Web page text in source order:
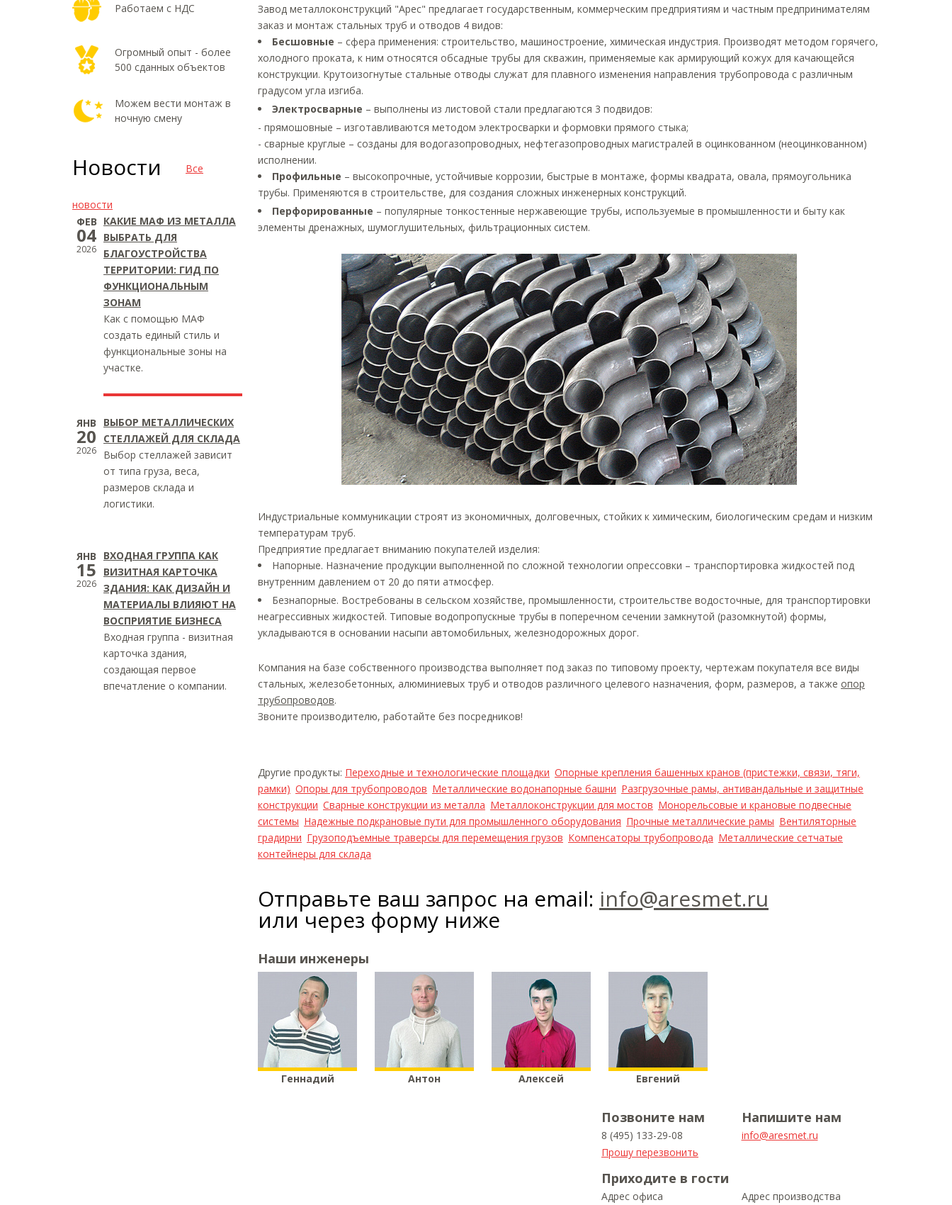
Завод металлоконструкций "Арес" предлагает государственным, коммерческим предприятиям и частным предпринимателям
заказ и монтаж стальных труб и отводов 4 видов:
Бесшовные – сфера применения: строительство, машиностроение, химическая индустрия. Производят методом горячего,
холодного проката, к ним относятся обсадные трубы для скважин, применяемые как армирующий кожух для качающейся
конструкции. Крутоизогнутые стальные отводы служат для плавного изменения направления трубопровода с различным
градусом угла изгиба.
Электросварные – выполнены из листовой стали предлагаются 3 подвидов:
- прямошовные – изготавливаются методом электросварки и формовки прямого стыка;
- сварные круглые – созданы для водогазопроводных, нефтегазопроводных магистралей в оцинкованном (неоцинкованном)
исполнении.
Профильные – высокопрочные, устойчивые коррозии, быстрые в монтаже, формы квадрата, овала, прямоугольника
трубы. Применяются в строительстве, для создания сложных инженерных конструкций.
Перфорированные – популярные тонкостенные нержавеющие трубы, используемые в промышленности и быту как
элементы дренажных, шумоглушительных, фильтрационных систем.
Индустриальные коммуникации строят из экономичных, долговечных, стойких к химическим, биологическим средам и низким
температурам труб.
Предприятие предлагает вниманию покупателей изделия:
Напорные. Назначение продукции выполненной по сложной технологии опрессовки – транспортировка жидкостей под
внутренним давлением от 20 до пяти атмосфер.
Безнапорные. Востребованы в сельском хозяйстве, промышленности, строительстве водосточные, для транспортировки
неагрессивных жидкостей. Типовые водопропускные трубы в поперечном сечении замкнутой (разомкнутой) формы,
укладываются в основании насыпи автомобильных, железнодорожных дорог.
Компания на базе собственного производства выполняет под заказ по типовому проекту, чертежам покупателя все виды
стальных, железобетонных, алюминиевых труб и отводов различного целевого назначения, форм, размеров, а также опор
трубопроводов.
Звоните производителю, работайте без посредников!
Другие продукты: Переходные и технологические площадки Опорные крепления башенных кранов (пристежки, связи, тяги,
рамки) Опоры для трубопроводов Металлические водонапорные башни Разгрузочные рамы, антивандальные и защитные
конструкции Сварные конструкции из металла Металлоконструкции для мостов Монорельсовые и крановые подвесные
системы Надежные подкрановые пути для промышленного оборудования Прочные металлические рамы Вентиляторные
градирни Грузоподъемные траверсы для перемещения грузов Компенсаторы трубопровода Металлические сетчатые
контейнеры для склада
Отправьте ваш запрос на email: info@aresmet.ru
или через форму ниже
Наши инженеры
Геннадий Антон Алексей Евгений
Позвоните нам
8 (495) 133-29-08
Прошу перезвонить
Напишите нам
info@aresmet.ru
Приходите в гости
Адрес офиса Адрес производства
Работаем с НДС
Огромный опыт - более
500 сданных объектов
Можем вести монтаж в
ночную смену
Новости Все
новости
ФЕВ
04
2026
КАКИЕ МАФ ИЗ МЕТАЛЛА
ВЫБРАТЬ ДЛЯ
БЛАГОУСТРОЙСТВА
ТЕРРИТОРИИ: ГИД ПО
ФУНКЦИОНАЛЬНЫМ
ЗОНАМ
Как с помощью МАФ
создать единый стиль и
функциональные зоны на
участке.
ЯНВ
20
2026
ВЫБОР МЕТАЛЛИЧЕСКИХ
СТЕЛЛАЖЕЙ ДЛЯ СКЛАДА
Выбор стеллажей зависит
от типа груза, веса,
размеров склада и
логистики.
ЯНВ
15
2026
ВХОДНАЯ ГРУППА КАК
ВИЗИТНАЯ КАРТОЧКА
ЗДАНИЯ: КАК ДИЗАЙН И
МАТЕРИАЛЫ ВЛИЯЮТ НА
ВОСПРИЯТИЕ БИЗНЕСА
Входная группа - визитная
карточка здания,
создающая первое
впечатление о компании.